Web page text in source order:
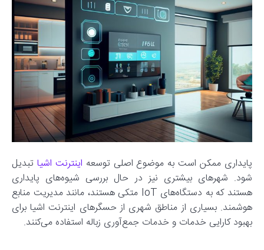
پایداری ممکن است به موضوع اصلی توسعه اینترنت اشیا تبدیل
شود. شهرهای بیشتری نیز در حال بررسی شیوه‌های پایداری
هستند که به دستگاه‌های IoT متکی هستند، مانند مدیریت منابع
هوشمند. بسیاری از مناطق شهری از حسگرهای اینترنت اشیا برای
بهبود کارایی خدمات و خدمات جمع‌آوری زباله استفاده می‌کنند.